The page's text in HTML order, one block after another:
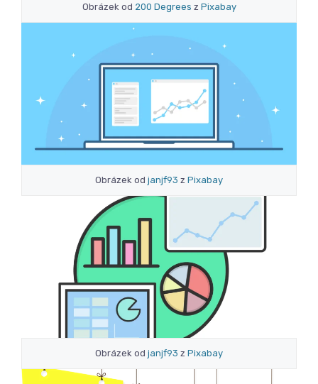
Obrázek od 200 Degrees z Pixabay
Obrázek od janjf93 z Pixabay
Obrázek od janjf93 z Pixabay